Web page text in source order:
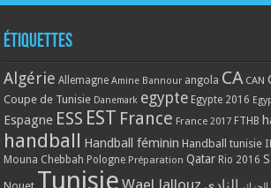
Étiquettes
Algérie Allemagne Amine Bannour angola CA CAN
Coupe de Tunisie Danemark egypte Egypte 2016
Espagne ESS EST France France 2017 FTHB
handball Handball féminin Handball tunisie
Mouna Chebbah Pologne Préparation Qatar Rio 2016
Tunisie Wael Jallouz